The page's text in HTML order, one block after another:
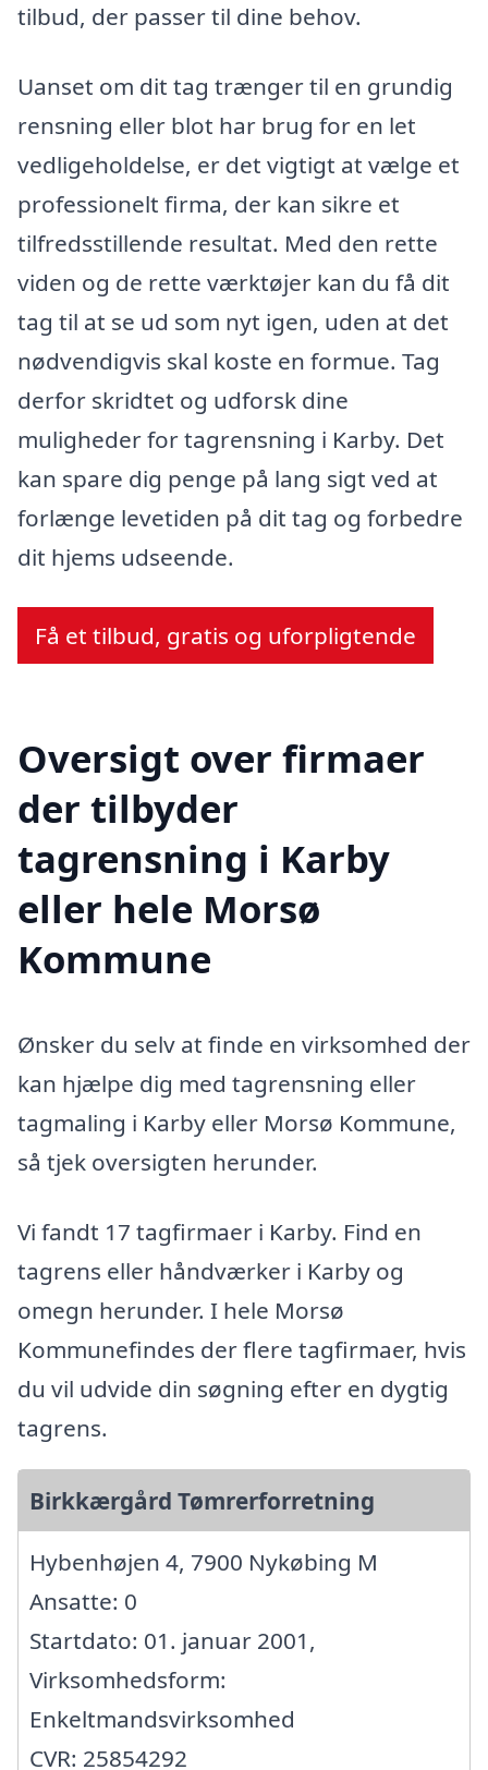
tilbud, der passer til dine behov.
Uanset om dit tag trænger til en grundig
rensning eller blot har brug for en let
vedligeholdelse, er det vigtigt at vælge et
professionelt firma, der kan sikre et
tilfredsstillende resultat. Med den rette
viden og de rette værktøjer kan du få dit
tag til at se ud som nyt igen, uden at det
nødvendigvis skal koste en formue. Tag
derfor skridtet og udforsk dine
muligheder for tagrensning i Karby. Det
kan spare dig penge på lang sigt ved at
forlænge levetiden på dit tag og forbedre
dit hjems udseende.
Få et tilbud, gratis og uforpligtende
Oversigt over firmaer
der tilbyder
tagrensning i Karby
eller hele Morsø
Kommune
Ønsker du selv at finde en virksomhed der
kan hjælpe dig med tagrensning eller
tagmaling i Karby eller Morsø Kommune,
så tjek oversigten herunder.
Vi fandt 17 tagfirmaer i Karby. Find en
tagrens eller håndværker i Karby og
omegn herunder. I hele Morsø
Kommunefindes der flere tagfirmaer, hvis
du vil udvide din søgning efter en dygtig
tagrens.
Birkkærgård Tømrerforretning
Hybenhøjen 4, 7900 Nykøbing M
Ansatte: 0
Startdato: 01. januar 2001,
Virksomhedsform:
Enkeltmandsvirksomhed
CVR: 25854292